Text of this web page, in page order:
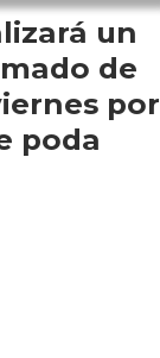
un
de
por
poda